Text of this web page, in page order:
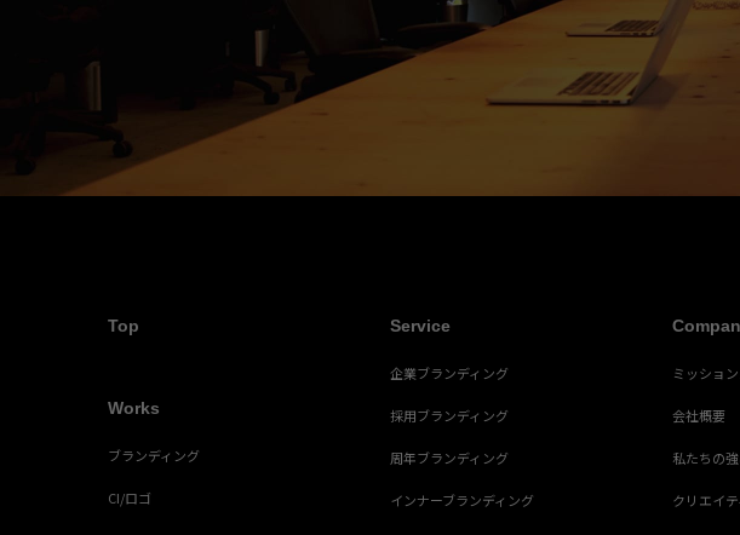
Top
Works
ブランディング
CI/ロゴ
Service
企業ブランディング
採用ブランディング
周年ブランディング
インナーブランディング
ミッショ
会社概要
私たちの
クリエイ